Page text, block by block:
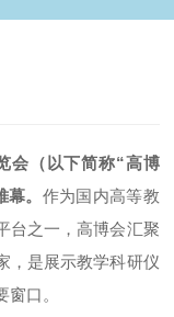
会（以下简称“高博
。 作为国内高等教
台之一，高博会汇聚
，是展示教学科研仪
口。